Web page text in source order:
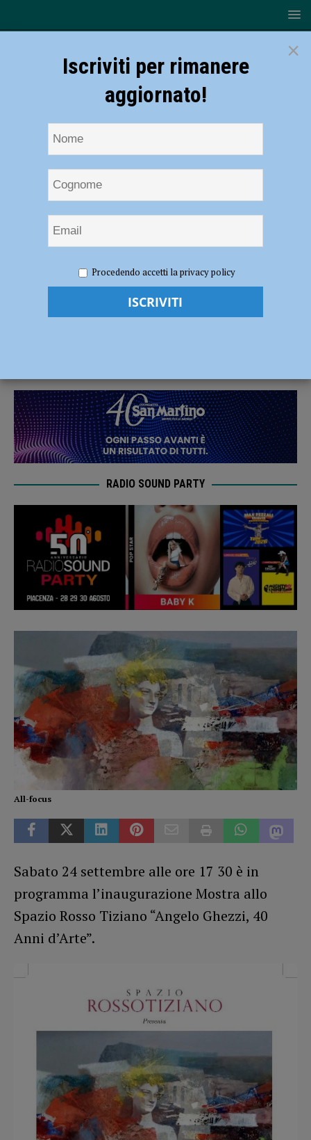
Spazio Rosso Tiziano “Angelo Ghezzi, 40 Anni d’Arte”
Mostra allo Spazio Rosso Tiziano “Angelo
RADIO SOUND PARTY
All-focus
Sabato 24 settembre alle ore 17 30 è in
programma l’inaugurazione Mostra allo
Spazio Rosso Tiziano “Angelo Ghezzi, 40
Anni d’Arte”.
×
Iscriviti per rimanere
aggiornato!
Procedendo accetti la privacy policy